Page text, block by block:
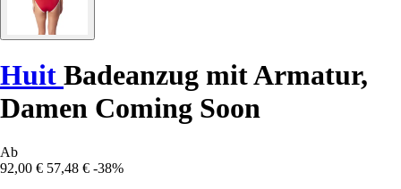
Huit Badeanzug mit Armatur,
Damen Coming Soon
Ab
92,00 € 57,48 € -38%